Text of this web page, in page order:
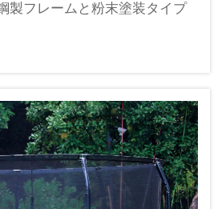
製フレームと粉末塗装タイプ
上のジャンプを想定した構
では、過酷な使用に耐えられ
ームが求められます。亜鉛メ